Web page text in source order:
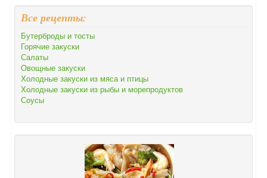
Все рецепты:
Бутерброды и тосты
Горячие закуски
Салаты
Овощные закуски
Холодные закуски из мяса и птицы
Холодные закуски из рыбы и морепродуктов
Соусы